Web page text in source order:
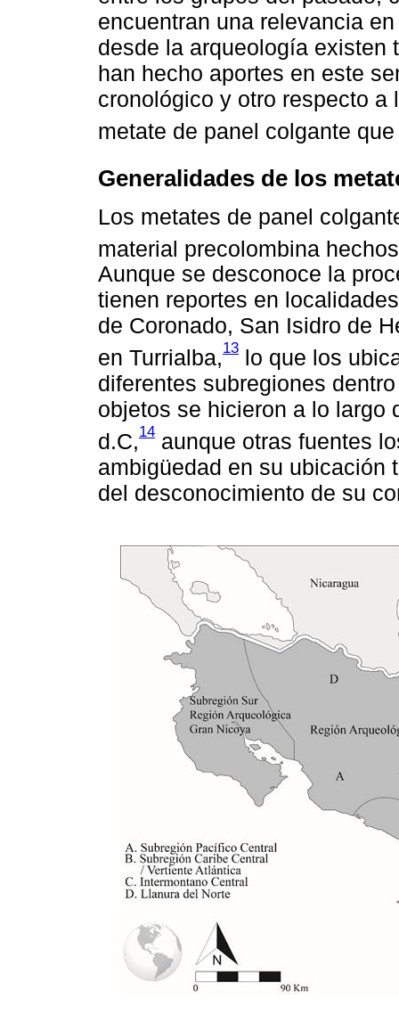
encuentran una relevancia
desde la arqueología existen
han hecho aportes en este
cronológico y otro respecto
metate de panel colgante
Generalidades de los
Los metates de panel
material precolombina
Aunque se desconoce la
tienen reportes en
de Coronado, San Isidro de
en Turrialba,13 lo que los
diferentes subregiones
objetos se hicieron a lo largo
d.C,14 aunque otras fuentes
ambigüedad en su ubicación
del desconocimiento de su